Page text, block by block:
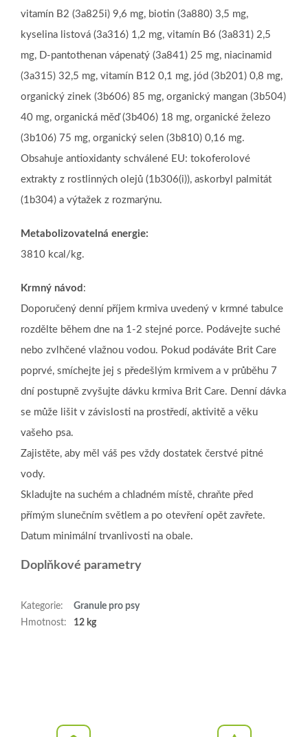
vitamín B2 (3a825i) 9,6 mg, biotin (3a880) 3,5 mg,
kyselina listová (3a316) 1,2 mg, vitamín B6 (3a831) 2,5
mg, D-pantothenan vápenatý (3a841) 25 mg, niacinamid
(3a315) 32,5 mg, vitamín B12 0,1 mg, jód (3b201) 0,8 mg,
organický zinek (3b606) 85 mg, organický mangan (3b504)
40 mg, organická měď (3b406) 18 mg, organické železo
(3b106) 75 mg, organický selen (3b810) 0,16 mg.
Obsahuje antioxidanty schválené EU: tokoferolové
extrakty z rostlinných olejů (1b306(i)), askorbyl palmitát
(1b304) a výtažek z rozmarýnu.
Metabolizovatelná energie:
3810 kcal/kg.
Krmný návod :
Doporučený denní příjem krmiva uvedený v krmné tabulce
rozdělte během dne na 1-2 stejné porce. Podávejte suché
nebo zvlhčené vlažnou vodou. Pokud podáváte Brit Care
poprvé, smíchejte jej s předešlým krmivem a v průběhu 7
dní postupně zvyšujte dávku krmiva Brit Care. Denní dávka
se může lišit v závislosti na prostředí, aktivitě a věku
vašeho psa.
Zajistěte, aby měl váš pes vždy dostatek čerstvé pitné
vody.
Skladujte na suchém a chladném místě, chraňte před
přímým slunečním světlem a po otevření opět zavřete.
Datum minimální trvanlivosti na obale.
Doplňkové parametry
Kategorie:
Granule pro psy
Hmotnost: 12 kg